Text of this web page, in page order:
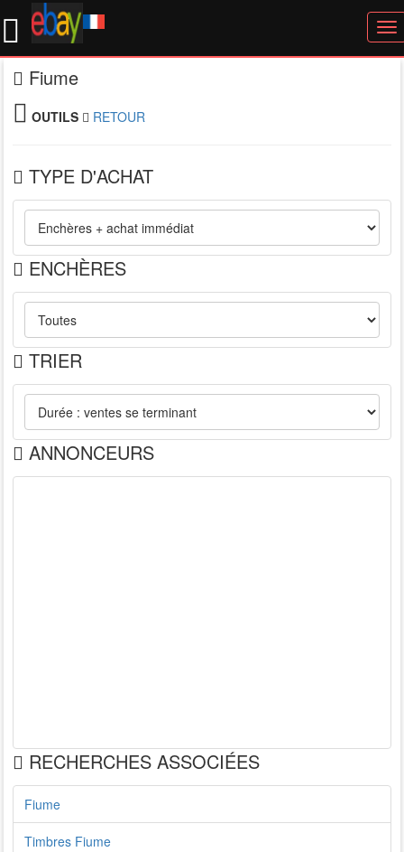
Fiume
OUTILS RETOUR
TYPE D'ACHAT
ENCHÈRES
TRIER
ANNONCEURS
RECHERCHES ASSOCIÉES
Fiume
Timbres Fiume